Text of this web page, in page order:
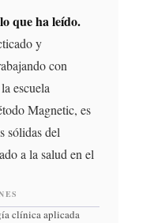
que ha leído.
y
con
escuela
Magnetic, es
sólidas del
a la salud en el
clínica aplicada